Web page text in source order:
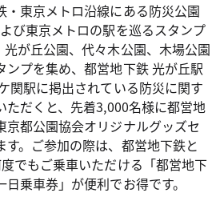
・東京メトロ沿線にある防災公園
び東京メトロの駅を巡るスタンプ
光が丘公園、代々木公園、木場公園
ンプを集め、都営地下鉄 光が丘駅
関駅に掲出されている防災に関す
ただくと、先着3,000名様に都営地
京都公園協会オリジナルグッズセ
す。ご参加の際は、都営地下鉄と
でもご乗車いただける「都営地下
乗車券」が便利でお得です。